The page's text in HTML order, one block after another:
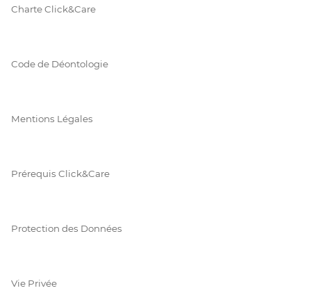
Charte Click&Care
Code de Déontologie
Mentions Légales
Prérequis Click&Care
Protection des Données
Vie Privée